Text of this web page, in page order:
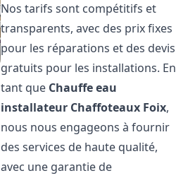
Nos tarifs sont compétitifs et
transparents, avec des prix fixes
pour les réparations et des devis
gratuits pour les installations. En
tant que Chauffe eau
installateur Chaffoteaux Foix,
nous nous engageons à fournir
des services de haute qualité,
avec une garantie de